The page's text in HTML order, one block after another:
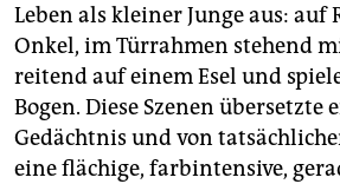
Leben als kleiner Junge aus: auf
Onkel, im Türrahmen stehend
reitend auf einem Esel und
Bogen. Diese Szenen übersetzte
Gedächtnis und von
eine flächige, farbintensive,